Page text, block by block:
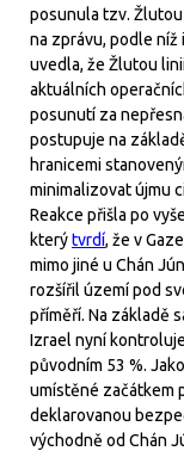
posunula tzv. Žlutou
na zprávu, podle
uvedla, že Žlutou
aktuálních
posunutí za
postupuje na
hranicemi
minimalizovat újmu
Reakce přišla po
kterýtvrdí, že v
mimo jiné u Chán
rozšířil území pod
příměří. Na základě
Izrael nyní
původním 53 %.
umístěné začátkem
deklarovanou
východně od Chán